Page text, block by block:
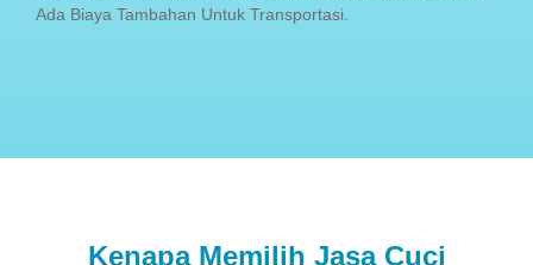
Ada Biaya Tambahan Untuk Transportasi.
Kenapa Memilih Jasa Cuci